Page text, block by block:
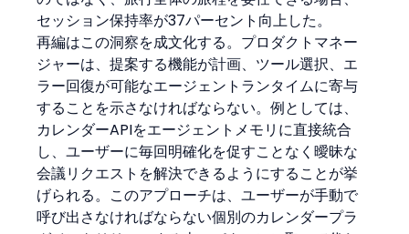
セッション保持率が37パーセント向上した。
再編はこの洞察を成文化する。プロダクトマネー
ジャーは、提案する機能が計画、ツール選択、エ
ラー回復が可能なエージェントランタイムに寄与
することを示さなければならない。例としては、
カレンダーAPIをエージェントメモリに直接統合
し、ユーザーに毎回明確化を促すことなく曖昧な
会議リクエストを解決できるようにすることが挙
げられる。このアプローチは、ユーザーが手動で
呼び出さなければならない個別のカレンダープラ